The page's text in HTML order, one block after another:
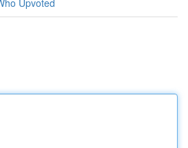
Upvoted